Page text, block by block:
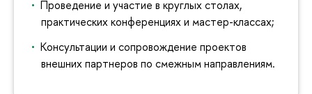
Проведение и участие в круглых столах,
практических конференциях и мастер-классах;
Консультации и сопровождение проектов
внешних партнеров по смежным направлениям.